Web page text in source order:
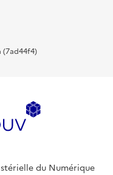
(7ad44f4)
du Numérique